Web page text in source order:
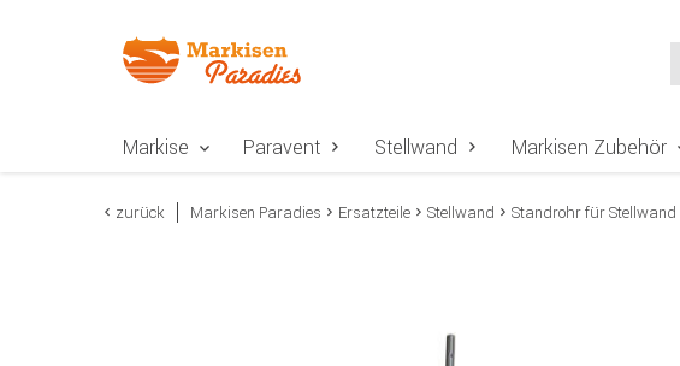
Markise Paravent Stellwand Markisen Zubehör
zurück Markisen Paradies Ersatzteile Stellwand Standrohr für Stellwand